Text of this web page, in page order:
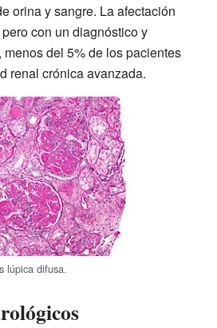
orina y sangre. La afectación
con un diagnóstico y
del 5% de los pacientes
renal crónica avanzada.
lúpica difusa.